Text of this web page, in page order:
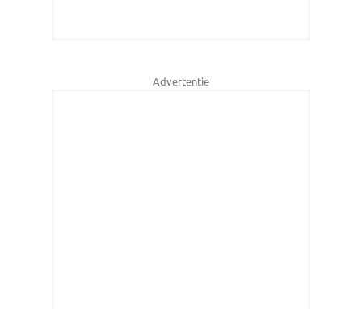
Advertentie